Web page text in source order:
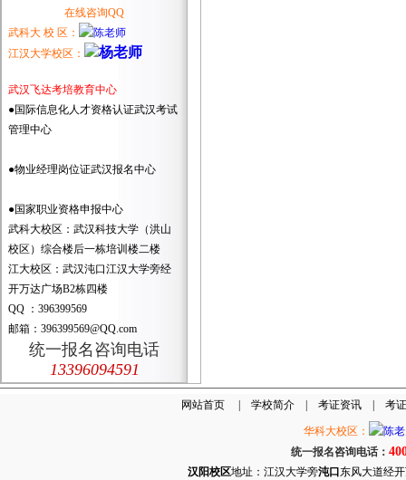
在线咨询QQ
武科大 校 区：
江汉大学校区：
武汉飞达考培教育中心
●国际信息化人才资格认证武汉考试
管理中心
●物业经理岗位证武汉报名中心
●国家职业资格申报中心
武科大校区：武汉科技大学（洪山
校区）综合楼后一栋培训楼二楼
江大校区：武汉沌口江汉大学旁经
开万达广场B2栋四楼
QQ ：396399569
邮箱：396399569@QQ.com
统一报名咨询电话
13396094591
网站首页| 学校简介| 考证资讯| 考
华科大校区：
统一报名咨询电话：
汉阳校区地址：江汉大学旁沌口 东风大道经